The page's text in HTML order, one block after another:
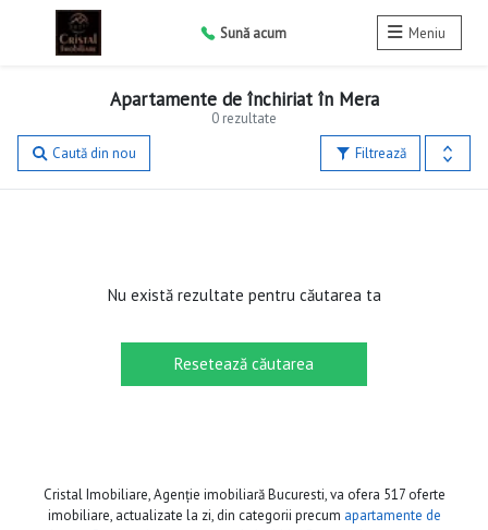
Sună acum Meniu
0 rezultate
Apartamente de închiriat în Mera
Filtrează
Caută din nou
Nu există rezultate pentru căutarea ta
Resetează căutarea
Cristal Imobiliare, Agenție imobiliară Bucuresti, va ofera 517 oferte
imobiliare, actualizate la zi, din categorii precum apartamente de